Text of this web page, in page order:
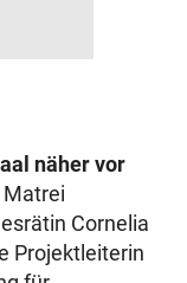
näher vor
Matrei
Cornelia
Projektleiterin